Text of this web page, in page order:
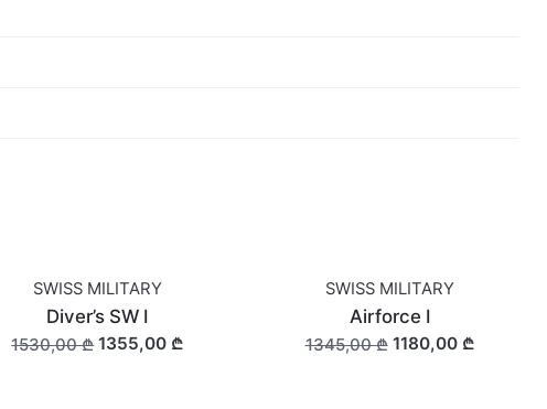
OUT OF STOCK
SWISS MILITARY
Diver’s SW I
1530,00 ₾1355,00 ₾
OUT OF STOCK
SWISS MILITARY
Airforce I
1345,00 ₾1180,00 ₾